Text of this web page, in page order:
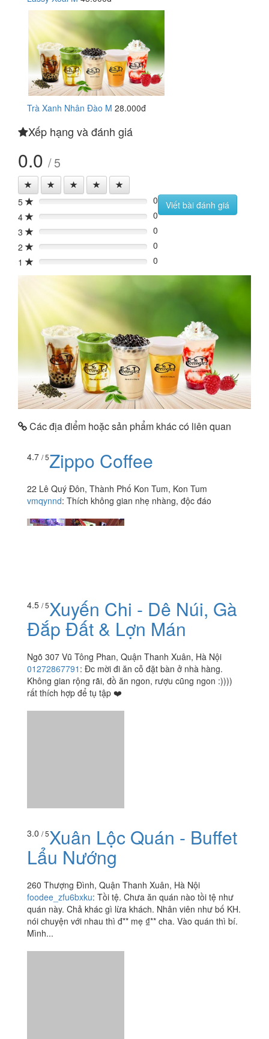
Trà Xanh Nhân Đào M 28.000đ
Xếp hạng và đánh giá
0.0 / 5
5 0%
0
4
0%
0
3
0%
0
2
0%
0
1
0% 0
Viết bài đánh giá
Các địa điểm hoặc sản phẩm khác có liên quan
4.7 / 5Zippo Coffee
22 Lê Quý Đôn, Thành Phố Kon Tum, Kon Tum
vmqynnd: Thích không gian nhẹ nhàng, độc đáo
4.5 / 5Xuyến Chi - Dê Núi, Gà
Đắp Đất & Lợn Mán
Ngõ 307 Vũ Tông Phan, Quận Thanh Xuân, Hà Nội
01272867791 : Đc mời đi ăn cỗ đặt bàn ở nhà hàng.
Không gian rộng rãi, đồ ăn ngon, rượu cũng ngon :))))
rất thích hợp để tụ tập ❤️
3.0 / 5Xuân Lộc Quán - Buffet
Lẩu Nướng
260 Thượng Đình, Quận Thanh Xuân, Hà Nội
foodee_zfu6bxku: Tồi tệ. Chưa ăn quán nào tồi tệ như
quán này. Chả khác gì lừa khách. Nhân viên như bố KH.
nói chuyện với nhau thì đ** mẹ ₫** cha. Vào quán thì bí.
Mình...